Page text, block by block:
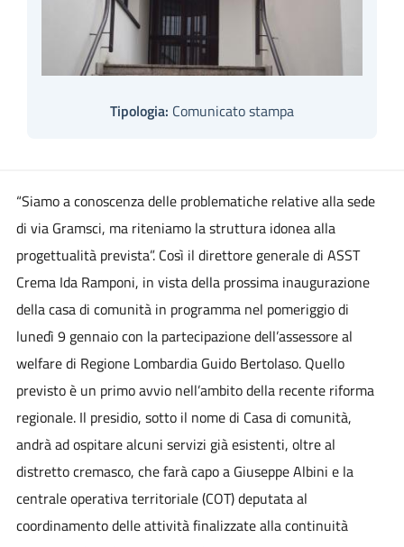
Tipologia: Comunicato stampa
“Siamo a conoscenza delle problematiche relative alla sede
di via Gramsci, ma riteniamo la struttura idonea alla
progettualità prevista”. Così il direttore generale di ASST
Crema Ida Ramponi, in vista della prossima inaugurazione
della casa di comunità in programma nel pomeriggio di
lunedì 9 gennaio con la partecipazione dell’assessore al
welfare di Regione Lombardia Guido Bertolaso. Quello
previsto è un primo avvio nell’ambito della recente riforma
regionale. Il presidio, sotto il nome di Casa di comunità,
andrà ad ospitare alcuni servizi già esistenti, oltre al
distretto cremasco, che farà capo a Giuseppe Albini e la
centrale operativa territoriale (COT) deputata al
coordinamento delle attività finalizzate alla continuità